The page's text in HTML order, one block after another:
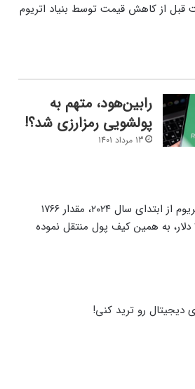
قبل از کاهش قیمت توسط بنیاد اتریوم
رابین‌هود، متهم به
پولشویی رمزارزی شد؟!
13 مرداد 1401
طبق داده‌های پلتفرم تحلیلی اسپات‌آن‌چین (Spotonchain)، بنیاد اتریوم از ابتدای سال ۲۰۲۴، مقدار ۱۷۶۶
توکن ETH را در ازای ۴.۸۱ میلیون توکن DAI، با قیمت متوسط ۲۷۲۵ دلار، به همین کیف پول منتقل نموده